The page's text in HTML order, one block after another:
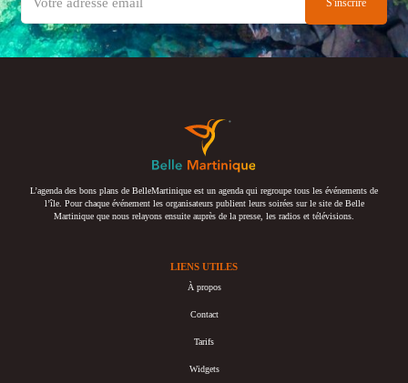
L’agenda des bons plans de BelleMartinique est un agenda qui regroupe tous les événements de
l’île. Pour chaque événement les organisateurs publient leurs soirées sur le site de Belle
Martinique que nous relayons ensuite auprès de la presse, les radios et télévisions.
LIENS UTILES
À propos
Contact
Tarifs
Widgets